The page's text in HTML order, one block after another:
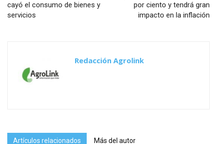
cayó el consumo de bienes y
servicios
por ciento y tendrá gran
impacto en la inflación
Redacción Agrolink
Artículos relacionados Más del autor